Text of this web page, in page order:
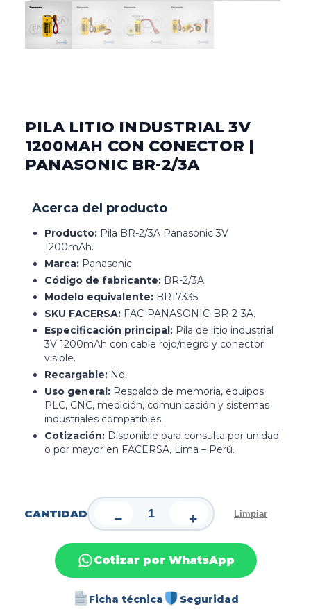
PILA LITIO INDUSTRIAL 3V
1200MAH CON CONECTOR |
PANASONIC BR-2/3A
Acerca del producto
Producto: Pila BR-2/3A Panasonic 3V
1200mAh.
Marca: Panasonic.
Código de fabricante: BR-2/3A.
Modelo equivalente: BR17335.
SKU FACERSA: FAC-PANASONIC-BR-2-3A.
Especificación principal: Pila de litio industrial
3V 1200mAh con cable rojo/negro y conector
visible.
Recargable: No.
Uso general: Respaldo de memoria, equipos
PLC, CNC, medición, comunicación y sistemas
industriales compatibles.
Cotización: Disponible para consulta por unidad
o por mayor en FACERSA, Lima – Perú.
CANTIDAD − + Limpiar
Cotizar por WhatsApp
Ficha técnica Seguridad